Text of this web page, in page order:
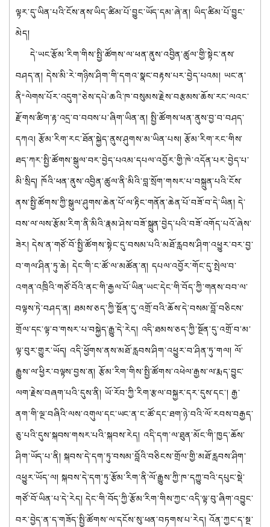
ལྟར་དུ་ཡིན་པའི་ངོས་ནས་ཡིད་ཚིམ་པོ་བྱུང་ཡོད་དམ་ཞེ་ན། ཡིད་ཚིམ་པོ་བྱུང་
མེད།
དེ་ཡང་རྩོམ་རིག་གིས་སྤྱི་ཚོགས་ལ་ཕན་ནུས་འབྱིན་ཚུལ་གྱི་སྟེང་ནས་
བཤད་ན། དེས་མི་རེ་གཉིས་ཤིག་གི་དགའ་སྣང་བརྟས་པར་བྱེད་པའམ། ཡང་ན་
ནི“ལེགས་པོར་འདུག”ཅེས་དཔེ་ཆའི་ཁ་བསུམས་རྗེས་བརྩམས་ཆོས་རང་ལའང་
རྫོགས་ཚིག་རྟ་འདྲ་བ་བབས་པ་ཞིག་ཡིན་ན། སྤྱི་ཚོགས་ཕན་ནུས་བྱ་བ་བཤད་
དཀའ། རྩོམ་རིག་རང་ཐོན་སྐྱེད་ནུས་ཤུགས་མ་ཡིན་པས། རྩོམ་རིག་རང་གིས་
ཐད་ཀར་སྤྱི་ཚོགས་སྒུལ་བར་བྱེད་པའམ་དཔལ་འབྱོར་གྱི་ཁེ་འདོན་པར་བྱེད་པ་
མི་སྲིད། ཁོའི་ཕན་ནུས་འབྱིན་ཚུལ་ནི་མིའི་བླ་སྲོག་གསར་པ་བསྐྲུན་པའི་ངོས་
ནས་སྤྱི་ཚོགས་ཀྱི་སྒུལ་ཤུགས་ཆེན་པོ་ལ་རྟིང་གནོན་ཆེན་པོ་བཟོ་བ་དེ་ཡིན། དེ་
བས་ལ་ལས་རྩོམ་རིག་ནི་མིའི་རྣམ་ཤེས་བཟོ་སྐྲུན་བྱེད་པའི་བཟོ་འགོད་པའོ་ཞེས་
ཟེར། དེས་ན་གཙོ་བོ་སྤྱི་ཚོགས་སྟེང་དུ་བསམ་པའི་མཐོ་རླབས་ཤིག་འཕྱུར་བར་བྱ་
བ་གལ་ཤིན་ཏུ་ཆེ། དེང་གི་ང་ཚོ་ལ་མཚོན་ན། དཔལ་འབྱོར་གོང་དུ་སྤེལ་བ་
འགན་འཁྲིའི་གཙོ་བོའི་ནང་གི་རྒྱལ་པོ་ཡིན་ཡང་དེང་གི་བོད་ཀྱི་གནས་བབ་ལ་
བལྟས་ཏེ་བཤད་ན། ཐམས་ཅད་ཀྱི་སྔོན་དུ་འགྲོ་བའི་ཆོས་དེ་བསམ་བློ་བཅིངས་
གྲོལ་དང་ལྟ་བ་གསར་པ་བསྐྱེད་རྒྱུ་དེ་རེད། འདི་ཐམས་ཅད་ཀྱི་སྔོན་དུ་འགྲོ་བ་མ་
ལྟ་བུར་གྱུར་ཡོད། འདི་ཕྱོགས་ནས་མཐོ་རླབས་ཤིག་འཕྱུར་བ་ཤིན་ཏུ་གལ། ལོ་
རྒྱུས་ལ་ཕྱིར་བལྟས་བྱས་ན། རྩོམ་རིག་གིས་སྤྱི་ཚོགས་འཕེལ་རྒྱས་ལ་རྨད་བྱུང་
ལག་རྗེས་བཞག་པའི་དུས་ནི། ཡོ་རོབ་ཀྱི་རིག་རྩལ་བསྐྱར་དར་དུས་དང་། རྒྱ་
ནག་གི་ལྔ་བཞིའི་ལས་འགུལ་དང་ཡང་ན་ང་ཚོ་དང་ཐག་ཉེ་བའི་ལོ་རབས་བརྒྱད་
ཅུ་པའི་དུས་སྐབས་གསར་པའི་སྐབས་རེད། འདི་དག་ལ་ཐུན་མོང་གི་ཁྱད་ཆོས་
ཤིག་ཡོད་པ་ནི། སྐབས་དེ་དག་ཏུ་བསམ་བློའི་བཅིངས་གྲོལ་གྱི་མཐོ་རླབས་ཤིག་
འཕྱུར་ཡོད་ལ། སྐབས་དེ་དག་ཏུ་རྩོམ་རིག་ནི་ལོ་རྒྱུས་ཀྱི་ཁ་དཀྱུ་བའི་དཔུང་སྡེ་
གཙོ་བོ་ཡིན་པ་དེ་རེད། དེང་གི་བོད་ཀྱི་རྩོམ་རིག་གིས་ཀྱང་འདི་ལྟ་བུ་ཞིག་འབྱུང་
བར་བྱེད་ན་ད་གཟོད་སྤྱི་ཚོགས་ལ་དངོས་སུ་ཕན་བཏགས་པ་རེད། འོན་ཀྱང་ད་སྔ་